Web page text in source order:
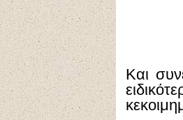
Και